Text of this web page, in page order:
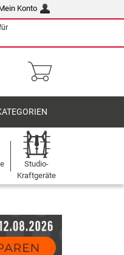
Konto
Studio-
Kraftgeräte